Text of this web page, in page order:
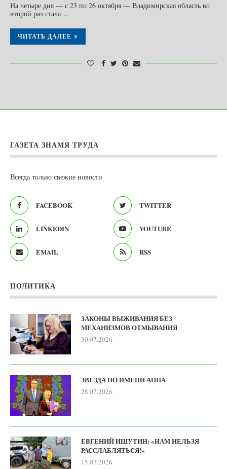
На четыре дня — с 23 по 26 октября — Владимирская область во
второй раз стала…
ЧИТАТЬ ДАЛЕЕ
ГАЗЕТА ЗНАМЯ ТРУДА
Всегда только свежие новости
FACEBOOK TWITTER
LINKEDIN YOUTUBE
EMAIL RSS
ПОЛИТИКА
ЗАКОНЫ ВЫЖИВАНИЯ БЕЗ
МЕХАНИЗМОВ ОТМЫВАНИЯ
30.07.2026
ЗВЕЗДА ПО ИМЕНИ АННА
28.07.2026
ЕВГЕНИЙ ИШУТИН: «НАМ НЕЛЬЗЯ
РАССЛАБЛЯТЬСЯ!»
15.07.2026